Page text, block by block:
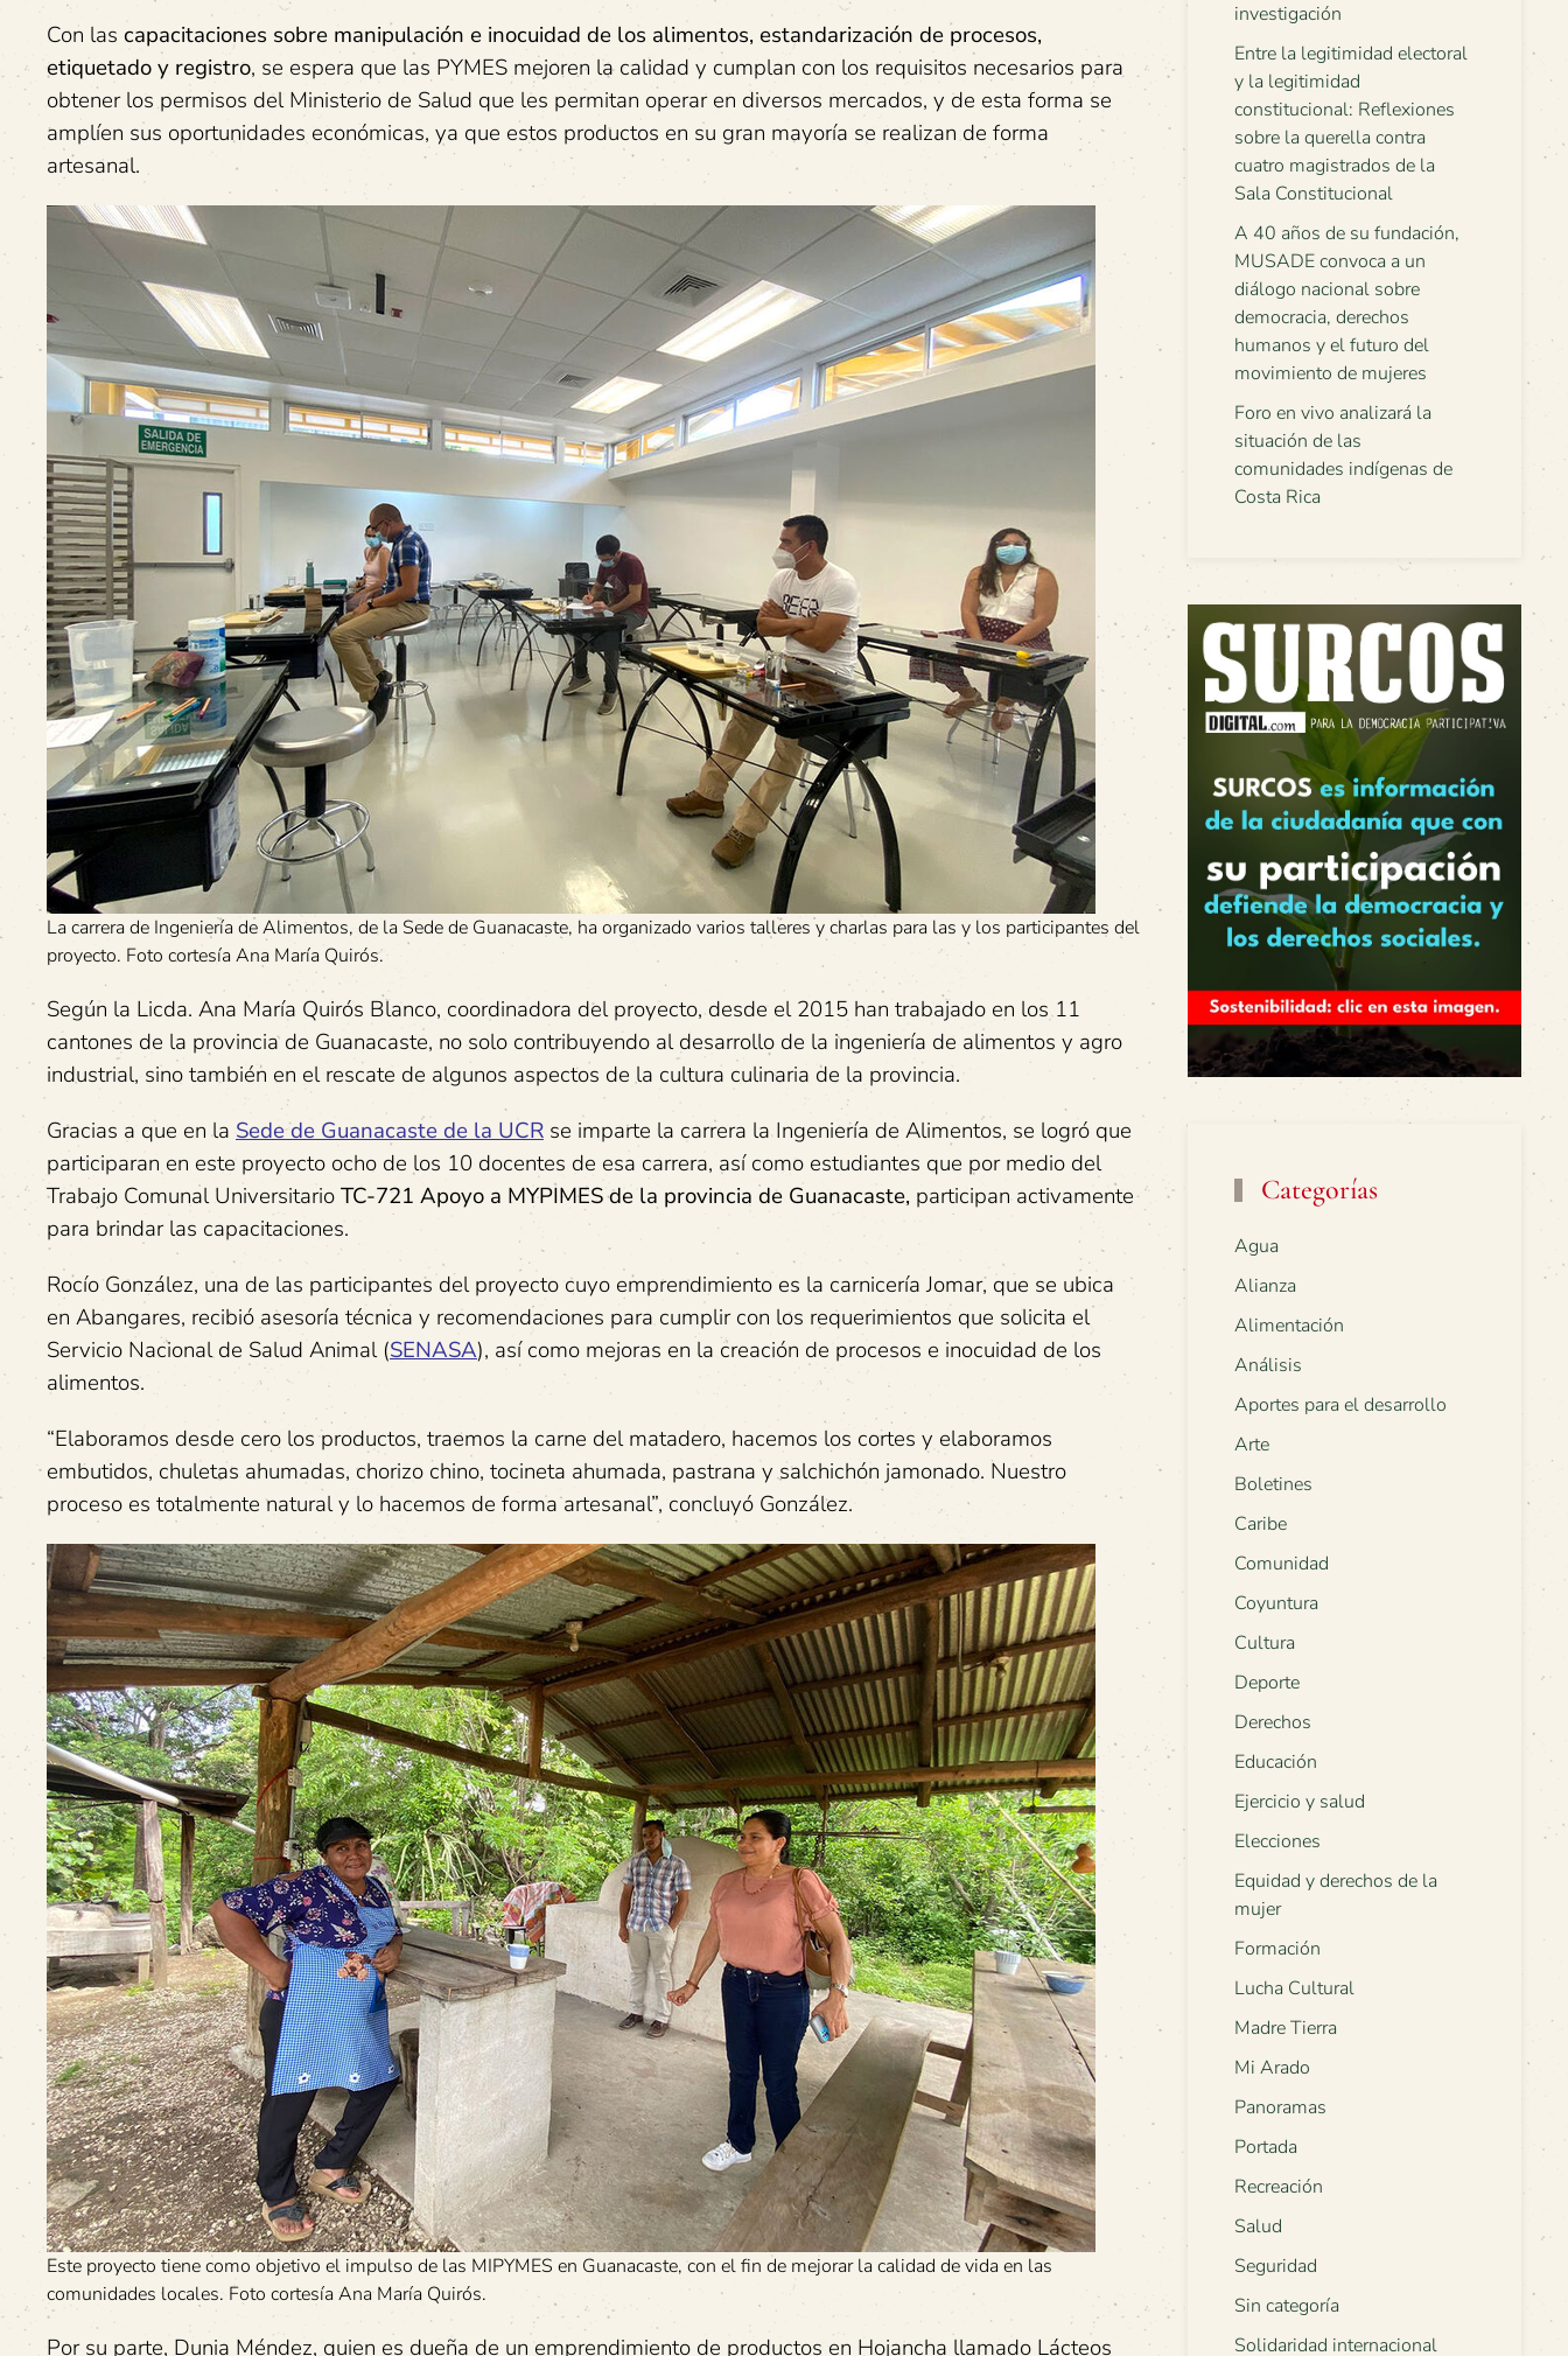
Con las capacitaciones sobre manipulación e inocuidad de los alimentos, estandarización de procesos,
etiquetado y registro, se espera que las PYMES mejoren la calidad y cumplan con los requisitos necesarios para
obtener los permisos del Ministerio de Salud que les permitan operar en diversos mercados, y de esta forma se
amplíen sus oportunidades económicas, ya que estos productos en su gran mayoría se realizan de forma
artesanal.
La carrera de Ingeniería de Alimentos, de la Sede de Guanacaste, ha organizado varios talleres y charlas para las y los participantes del
proyecto. Foto cortesía Ana María Quirós.
Según la Licda. Ana María Quirós Blanco, coordinadora del proyecto, desde el 2015 han trabajado en los 11
cantones de la provincia de Guanacaste, no solo contribuyendo al desarrollo de la ingeniería de alimentos y agro
industrial, sino también en el rescate de algunos aspectos de la cultura culinaria de la provincia.
Gracias a que en la Sede de Guanacaste de la UCR se imparte la carrera la Ingeniería de Alimentos, se logró que
participaran en este proyecto ocho de los 10 docentes de esa carrera, así como estudiantes que por medio del
Trabajo Comunal UniversitarioTC-721 Apoyo a MYPIMES de la provincia de Guanacaste, participan activamente
para brindar las capacitaciones.
Rocío González, una de las participantes del proyecto cuyo emprendimiento es la carnicería Jomar, que se ubica
en Abangares, recibió asesoría técnica y recomendaciones para cumplir con los requerimientos que solicita el
Servicio Nacional de Salud Animal (SENASA), así como mejoras en la creación de procesos e inocuidad de los
alimentos.
“Elaboramos desde cero los productos, traemos la carne del matadero, hacemos los cortes y elaboramos
embutidos, chuletas ahumadas, chorizo chino, tocineta ahumada, pastrana y salchichón jamonado. Nuestro
proceso es totalmente natural y lo hacemos de forma artesanal”, concluyó González.
Este proyecto tiene como objetivo el impulso de las MIPYMES en Guanacaste, con el fin de mejorar la calidad de vida en las
comunidades locales. Foto cortesía Ana María Quirós.
Por su parte, Dunia Méndez, quien es dueña de un emprendimiento de productos en Hojancha llamado Lácteos
investigación
Entre la legitimidad electoral
y la legitimidad
constitucional: Reflexiones
sobre la querella contra
cuatro magistrados de la
Sala Constitucional
A 40 años de su fundación,
MUSADE convoca a un
diálogo nacional sobre
democracia, derechos
humanos y el futuro del
movimiento de mujeres
Foro en vivo analizará la
situación de las
comunidades indígenas de
Costa Rica
Categorías
Agua
Alianza
Alimentación
Análisis
Aportes para el desarrollo
Arte
Boletines
Caribe
Comunidad
Coyuntura
Cultura
Deporte
Derechos
Educación
Ejercicio y salud
Elecciones
Equidad y derechos de la
mujer
Formación
Lucha Cultural
Madre Tierra
Mi Arado
Panoramas
Portada
Recreación
Salud
Seguridad
Sin categoría
Solidaridad internacional